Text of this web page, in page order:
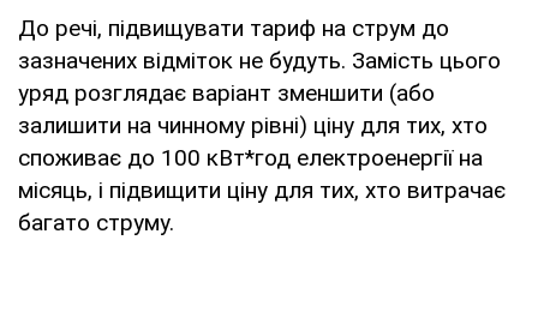
До речі, підвищувати тариф на струм до
зазначених відміток не будуть. Замість цього
уряд розглядає варіант зменшити (або
залишити на чинному рівні) ціну для тих, хто
споживає до 100 кВт*год електроенергії на
місяць, і підвищити ціну для тих, хто витрачає
багато струму.